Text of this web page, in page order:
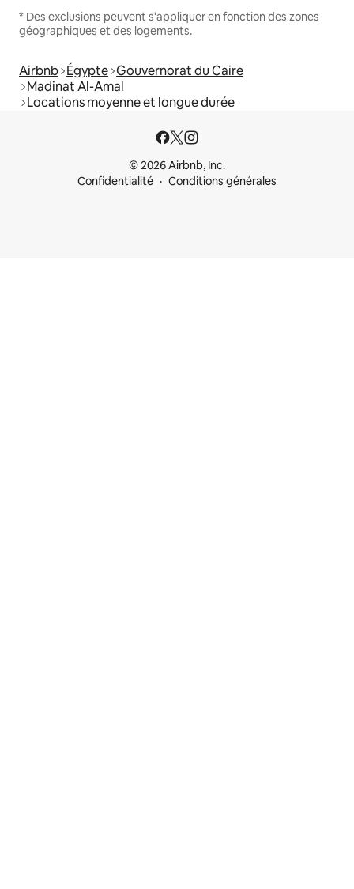
* Des exclusions peuvent s'appliquer en fonction des zones
géographiques et des logements.
Airbnb Égypte Gouvernorat du Caire
Madinat Al-Amal
Locations moyenne et longue durée
© 2026 Airbnb, Inc.
Confidentialité
Conditions générales